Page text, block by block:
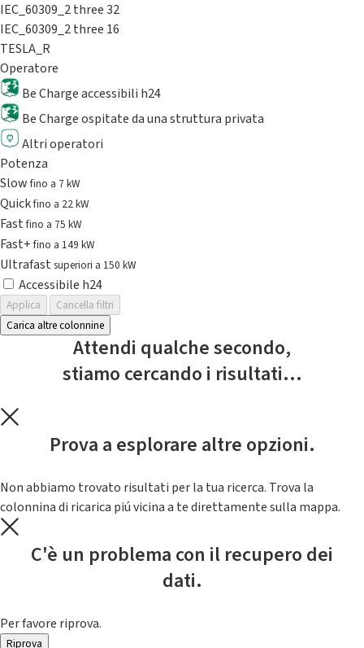
IEC_60309_2 three 32
IEC_60309_2 three 16
TESLA_R
Operatore
Be Charge accessibili h24
Be Charge ospitate da una struttura privata
Altri operatori
Potenza
Slowfino a 7 kW
Quickfino a 22 kW
Fastfino a 75 kW
Fast+fino a 149 kW
Ultrafast superiori a 150 kW
Accessibile h24
Applica
Cancella filtri
Carica altre colonnine
Attendi qualche secondo,
stiamo cercando i risultati...
Prova a esplorare altre opzioni.
Non abbiamo trovato risultati per la tua ricerca. Trova la
colonnina di ricarica piú vicina a te direttamente sulla mappa.
C'è un problema con il recupero dei
dati.
Per favore riprova.
Riprova